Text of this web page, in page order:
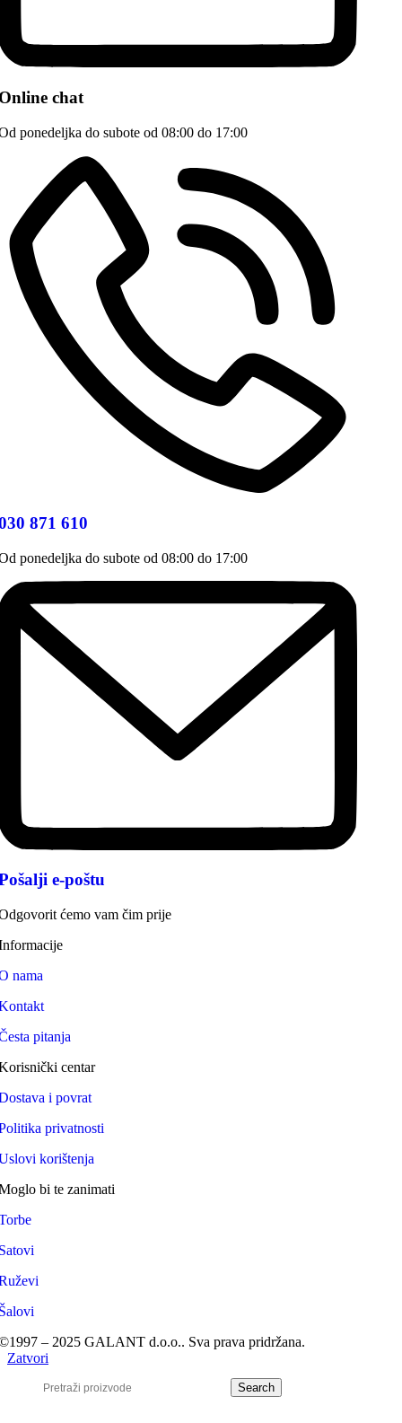
chat
ponedeljka do subote od 08:00 do 17:00
871 610
ponedeljka do subote od 08:00 do 17:00
e-poštu
ćemo vam čim prije
nama
pitanja
centar
i povrat
privatnosti
korištenja
bi te zanimati
– 2025 GALANT d.o.o.. Sva prava pridržana.
Zatvori
Search